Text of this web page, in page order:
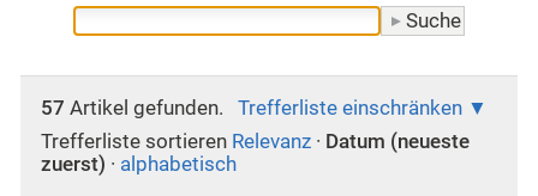
57 Artikel gefunden.
Trefferliste einschränken
Trefferliste sortieren Relevanz · Datum (neueste
zuerst) · alphabetisch